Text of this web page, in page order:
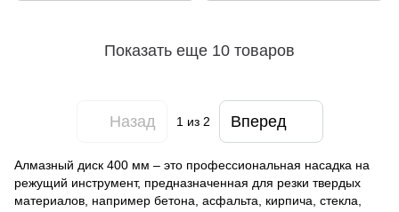
Показать еще 10 товаров
Назад 1из 2 Вперед
Алмазный диск 400 мм – это профессиональная насадка на
режущий инструмент, предназначенная для резки твердых
материалов, например бетона, асфальта, кирпича, стекла,